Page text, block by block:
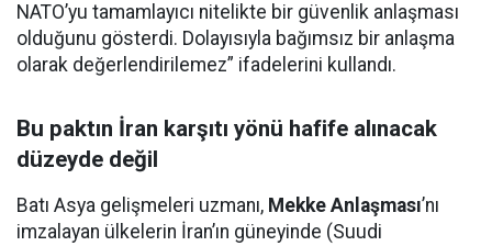
NATO’yu tamamlayıcı nitelikte bir güvenlik anlaşması
olduğunu gösterdi. Dolayısıyla bağımsız bir anlaşma
olarak değerlendirilemez” ifadelerini kullandı.
Bu paktın İran karşıtı yönü hafife alınacak
düzeyde değil
Batı Asya gelişmeleri uzmanı, Mekke Anlaşması’nı
imzalayan ülkelerin İran’ın güneyinde (Suudi